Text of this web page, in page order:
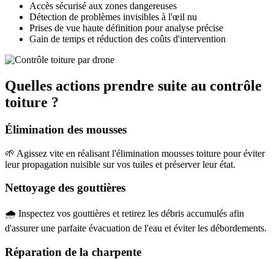
Accès sécurisé aux zones dangereuses
Détection de problèmes invisibles à l'œil nu
Prises de vue haute définition pour analyse précise
Gain de temps et réduction des coûts d'intervention
Quelles actions prendre suite au contrôle
toiture ?
Élimination des mousses
🌱 Agissez vite en réalisant l'élimination mousses toiture pour éviter
leur propagation nuisible sur vos tuiles et préserver leur état.
Nettoyage des gouttières
🌧️ Inspectez vos gouttières et retirez les débris accumulés afin
d'assurer une parfaite évacuation de l'eau et éviter les débordements.
Réparation de la charpente